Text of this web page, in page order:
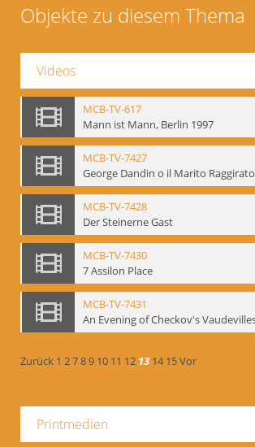
Objekte zu diesem Thema
Videos
MCB-TV-617
Mann ist Mann, Berlin 1997
MCB-TV-7427
George Dandin o il Marito Raggirato
MCB-TV-7428
Der Steinerne Gast
MCB-TV-7430
7 Assilon Place
MCB-TV-7431
Zurück 1 2789 10 11 12 13 14 15Vor
Printmedien